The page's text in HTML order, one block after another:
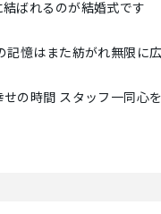
ばれるのが結婚式です
記憶はまた紡がれ無限に
の時間 スタッフ一同心